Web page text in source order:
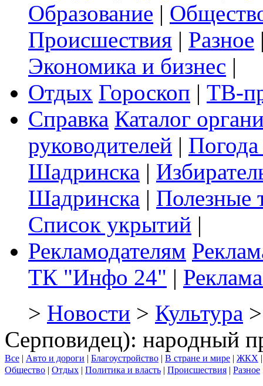
Образование |
Происшествия | Разное
Экономика и бизнес |
Отдых Гороскоп | ТВ-
Справка Каталог
руководителей |
Шадринска |
Шадринска | Полезные
Список укрытий |
Рекламодателям
ТК "Инфо 24" |
> Новости > Культура
Серповидец): народный
Все | Авто и дороги | Благоустройство | В стране и мире | ЖКХ
Общество | Отдых | Политика и власть | Происшествия | Разное